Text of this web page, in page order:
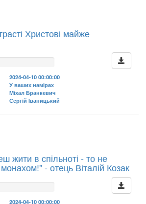
Христові майже
2024-04-10 00:00:00
У ваших намірах
Міхал Бранкевич
Сергій Іваницький
жити в спільноті - то не
- отець Віталій Козак
2024-04-10 00:00:00